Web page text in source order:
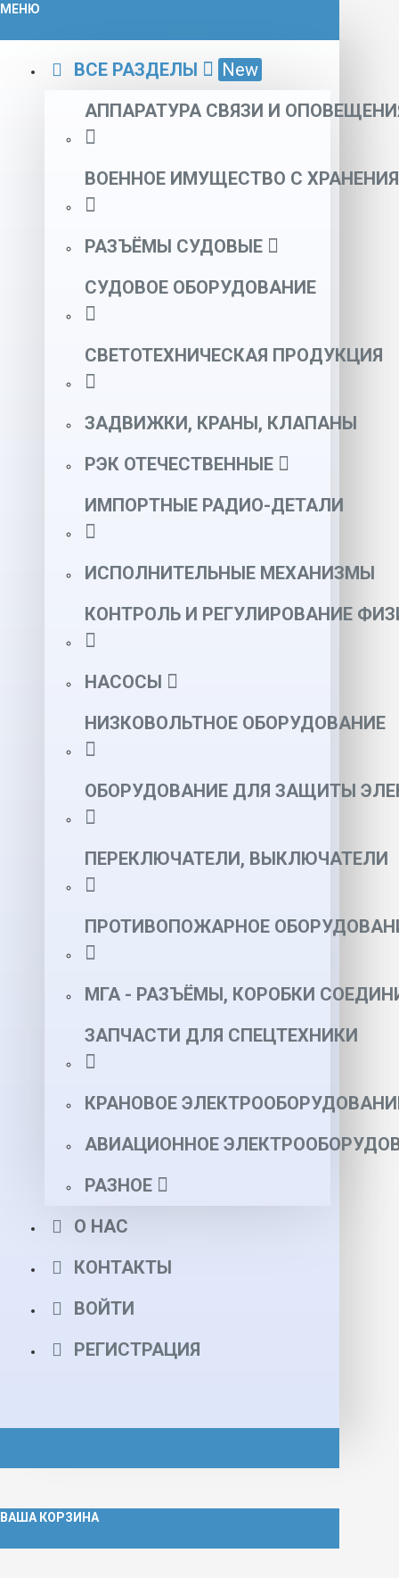
МЕНЮ
ВСЕ РАЗДЕЛЫ
New
АППАРАТУРА СВЯЗИ И
ВОЕННОЕ ИМУЩЕСТВО С ХРАНЕНИЯ
РАЗЪЁМЫ СУДОВЫЕ
СУДОВОЕ ОБОРУДОВАНИЕ
СВЕТОТЕХНИЧЕСКАЯ ПРОДУКЦИЯ
ЗАДВИЖКИ, КРАНЫ, КЛАПАНЫ
РЭК ОТЕЧЕСТВЕННЫЕ
ИМПОРТНЫЕ РАДИО-ДЕТАЛИ
ИСПОЛНИТЕЛЬНЫЕ МЕХАНИЗМЫ
КОНТРОЛЬ И РЕГУЛИРОВАНИЕ
НАСОСЫ
НИЗКОВОЛЬТНОЕ ОБОРУДОВАНИЕ
ОБОРУДОВАНИЕ ДЛЯ ЗАЩИТЫ
ПЕРЕКЛЮЧАТЕЛИ, ВЫКЛЮЧАТЕЛИ
ПРОТИВОПОЖАРНОЕ
МГА - РАЗЪЁМЫ, КОРОБКИ
ЗАПЧАСТИ ДЛЯ СПЕЦТЕХНИКИ
КРАНОВОЕ
АВИАЦИОННОЕ
РАЗНОЕ
О НАС
КОНТАКТЫ
ВОЙТИ
РЕГИСТРАЦИЯ
ВАША КОРЗИНА